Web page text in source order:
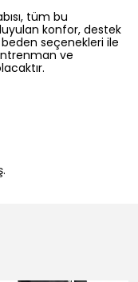
tüm bu
konfor, destek
seçenekleri ile
ve